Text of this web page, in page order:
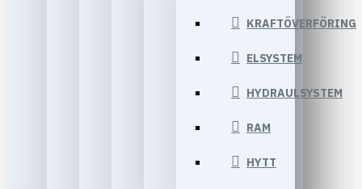
KRAFTÖVERFÖRING
ELSYSTEM
HYDRAULSYSTEM
RAM
HYTT